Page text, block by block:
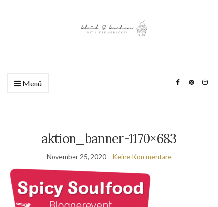
Menü
aktion_banner-1170×683
November 25, 2020 Keine Kommentare